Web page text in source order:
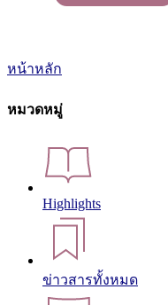
หน้าหลัก
หมวดหมู่
Highlights
ข่าวสารทั้งหมด